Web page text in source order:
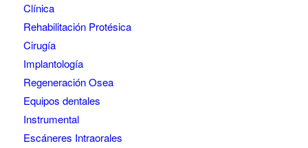
Clínica
Rehabilitación Protésica
Cirugía
Implantología
Regeneración Osea
Equipos dentales
Instrumental
Escáneres Intraorales